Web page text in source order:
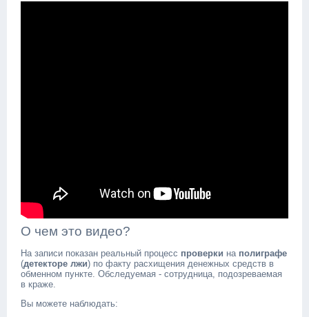
О чем это видео?
На записи показан реальный процесс проверки на полиграфе
(детекторе лжи) по факту расхищения денежных средств в
обменном пункте. Обследуемая - сотрудница, подозреваемая
в краже.
Вы можете наблюдать: